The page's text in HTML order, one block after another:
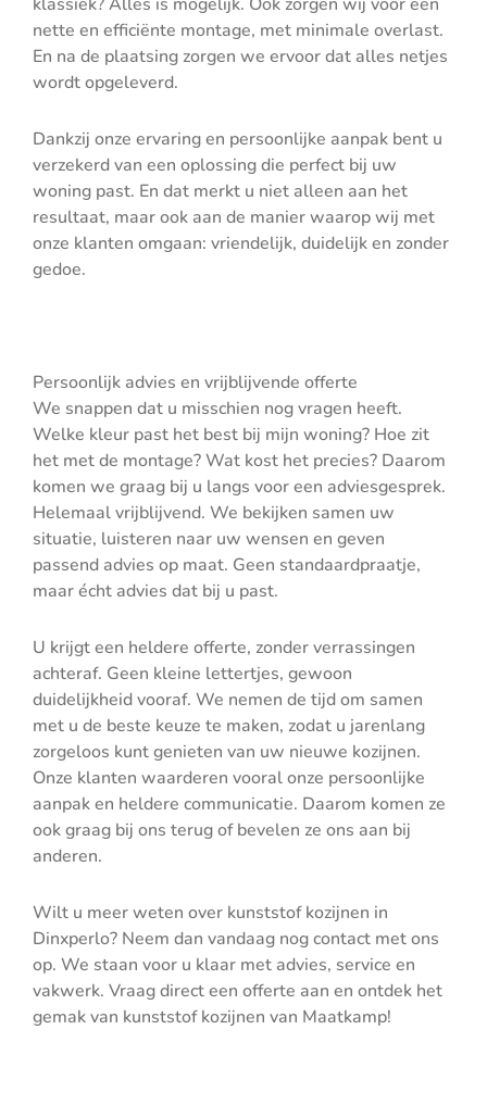
nette en efficiënte montage, met minimale overlast.
En na de plaatsing zorgen we ervoor dat alles netjes
wordt opgeleverd.
Dankzij onze ervaring en persoonlijke aanpak bent u
verzekerd van een oplossing die perfect bij uw
woning past. En dat merkt u niet alleen aan het
resultaat, maar ook aan de manier waarop wij met
onze klanten omgaan: vriendelijk, duidelijk en zonder
gedoe.
Persoonlijk advies en vrijblijvende offerte
We snappen dat u misschien nog vragen heeft.
Welke kleur past het best bij mijn woning? Hoe zit
het met de montage? Wat kost het precies? Daarom
komen we graag bij u langs voor een adviesgesprek.
Helemaal vrijblijvend. We bekijken samen uw
situatie, luisteren naar uw wensen en geven
passend advies op maat. Geen standaardpraatje,
maar écht advies dat bij u past.
U krijgt een heldere offerte, zonder verrassingen
achteraf. Geen kleine lettertjes, gewoon
duidelijkheid vooraf. We nemen de tijd om samen
met u de beste keuze te maken, zodat u jarenlang
zorgeloos kunt genieten van uw nieuwe kozijnen.
Onze klanten waarderen vooral onze persoonlijke
aanpak en heldere communicatie. Daarom komen ze
ook graag bij ons terug of bevelen ze ons aan bij
anderen.
Wilt u meer weten over kunststof kozijnen in
Dinxperlo? Neem dan vandaag nog contact met ons
op. We staan voor u klaar met advies, service en
vakwerk. Vraag direct een offerte aan en ontdek het
gemak van kunststof kozijnen van Maatkamp!